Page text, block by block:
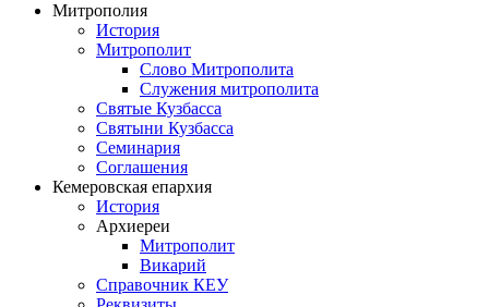
Митрополия
История
Митрополит
Слово Митрополита
Служения митрополита
Святые Кузбасса
Святыни Кузбасса
Семинария
Соглашения
Кемеровская епархия
История
Архиереи
Митрополит
Викарий
Справочник КЕУ